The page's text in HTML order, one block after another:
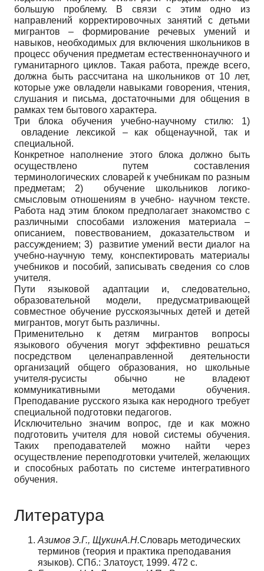
большую проблему. В связи с этим одно из
направлений корректировочных занятий с детьми
мигрантов – формирование речевых умений и
навыков, необходимых для включения школьников в
процесс обучения предметам естественнонаучного и
гуманитарного циклов. Такая работа, прежде всего,
должна быть рассчитана на школьников от 10 лет,
которые уже овладели навыками говорения, чтения,
слушания и письма, достаточными для общения в
рамках тем бытового характера.
Три блока обучения учебно-научному стилю: 1)
овладение лексикой – как общенаучной, так и
специальной.
Конкретное наполнение этого блока должно быть
осуществлено путем составления
терминологических словарей к учебникам по разным
предметам; 2) обучение школьников логико-
смысловым отношениям в учебно- научном тексте.
Работа над этим блоком предполагает знакомство с
различными способами изложения материала –
описанием, повествованием, доказательством и
рассуждением; 3) развитие умений вести диалог на
учебно-научную тему, конспектировать материалы
учебников и пособий, записывать сведения со слов
учителя.
Пути языковой адаптации и, следовательно,
образовательной модели, предусматривающей
совместное обучение русскоязычных детей и детей
мигрантов, могут быть различны.
Применительно к детям мигрантов вопросы
языкового обучения могут эффективно решаться
посредством целенаправленной деятельности
организаций общего образования, но школьные
учителя-русисты обычно не владеют
коммуникативными методами обучения.
Преподавание русского языка как неродного требует
специальной подготовки педагогов.
Исключительно значим вопрос, где и как можно
подготовить учителя для новой системы обучения.
Таких преподавателей можно найти через
осуществление переподготовки учителей, желающих
и способных работать по системе интегративного
обучения.
Литература
Азимов Э.Г., ЩукинА.Н.Словарь методических
терминов (теория и практика преподавания
языков). СПб.: Златоуст, 1999. 472 с.